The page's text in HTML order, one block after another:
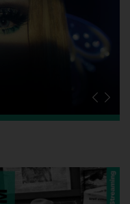
Film Festival